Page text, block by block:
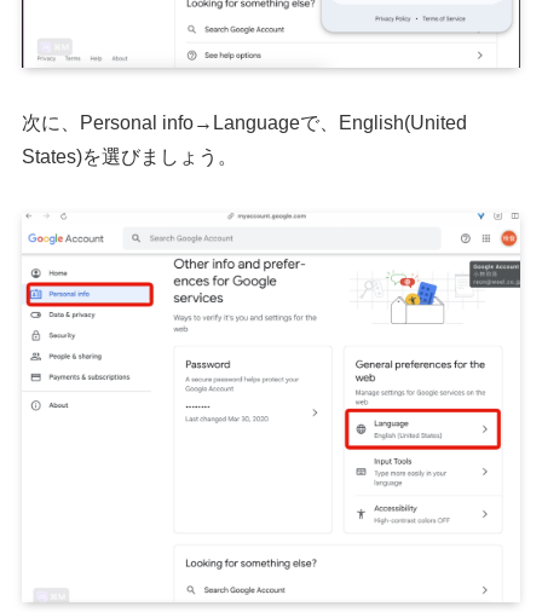
次に、Personal info→Languageで、English(United
States)を選びましょう。